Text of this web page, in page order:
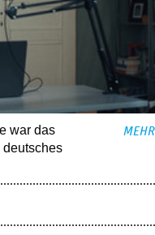
war das
MEHR